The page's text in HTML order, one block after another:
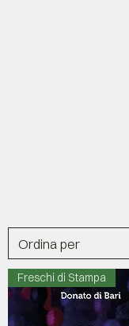
Freschi di Stampa